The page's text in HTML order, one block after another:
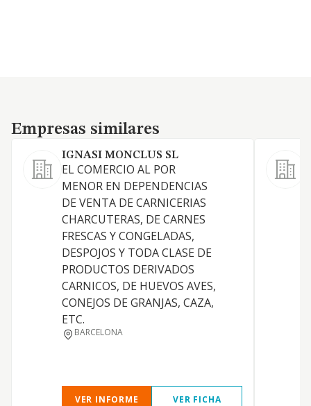
Empresas similares
Empresas similares
IGNASI MONCLUS SL
EL COMERCIO AL POR
MENOR EN DEPENDENCIAS
DE VENTA DE CARNICERIAS
CHARCUTERAS, DE CARNES
FRESCAS Y CONGELADAS,
DESPOJOS Y TODA CLASE DE
PRODUCTOS DERIVADOS
CARNICOS, DE HUEVOS AVES,
CONEJOS DE GRANJAS, CAZA,
ETC.
BARCELONA
VER INFORME VER FICHA